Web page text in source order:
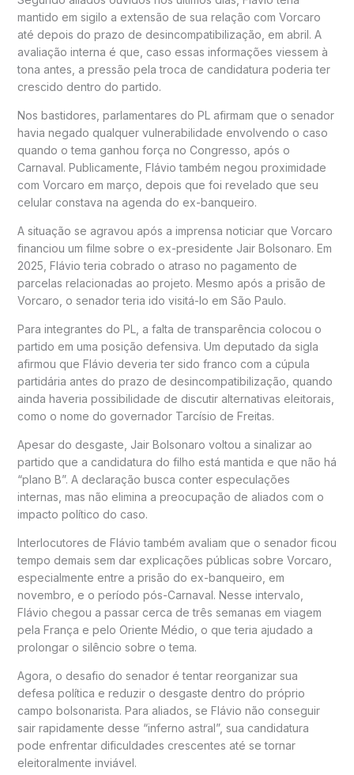
mantido em sigilo a extensão de sua relação com Vorcaro
até depois do prazo de desincompatibilização, em abril. A
avaliação interna é que, caso essas informações viessem à
tona antes, a pressão pela troca de candidatura poderia ter
crescido dentro do partido.
Nos bastidores, parlamentares do PL afirmam que o senador
havia negado qualquer vulnerabilidade envolvendo o caso
quando o tema ganhou força no Congresso, após o
Carnaval. Publicamente, Flávio também negou proximidade
com Vorcaro em março, depois que foi revelado que seu
celular constava na agenda do ex-banqueiro.
A situação se agravou após a imprensa noticiar que Vorcaro
financiou um filme sobre o ex-presidente Jair Bolsonaro. Em
2025, Flávio teria cobrado o atraso no pagamento de
parcelas relacionadas ao projeto. Mesmo após a prisão de
Vorcaro, o senador teria ido visitá-lo em São Paulo.
Para integrantes do PL, a falta de transparência colocou o
partido em uma posição defensiva. Um deputado da sigla
afirmou que Flávio deveria ter sido franco com a cúpula
partidária antes do prazo de desincompatibilização, quando
ainda haveria possibilidade de discutir alternativas eleitorais,
como o nome do governador Tarcísio de Freitas.
Apesar do desgaste, Jair Bolsonaro voltou a sinalizar ao
partido que a candidatura do filho está mantida e que não há
“plano B”. A declaração busca conter especulações
internas, mas não elimina a preocupação de aliados com o
impacto político do caso.
Interlocutores de Flávio também avaliam que o senador ficou
tempo demais sem dar explicações públicas sobre Vorcaro,
especialmente entre a prisão do ex-banqueiro, em
novembro, e o período pós-Carnaval. Nesse intervalo,
Flávio chegou a passar cerca de três semanas em viagem
pela França e pelo Oriente Médio, o que teria ajudado a
prolongar o silêncio sobre o tema.
Agora, o desafio do senador é tentar reorganizar sua
defesa política e reduzir o desgaste dentro do próprio
campo bolsonarista. Para aliados, se Flávio não conseguir
sair rapidamente desse “inferno astral”, sua candidatura
pode enfrentar dificuldades crescentes até se tornar
eleitoralmente inviável.